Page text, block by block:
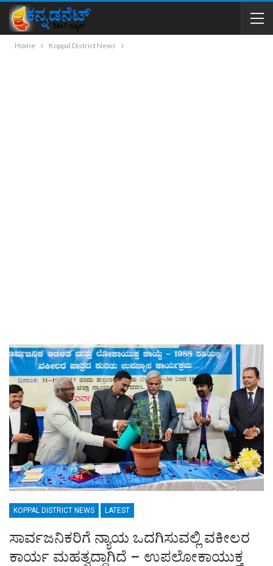
Home Koppal District News
KOPPAL DISTRICT NEWS LATEST
ಸಾರ್ವಜನಿಕರಿಗೆ ನ್ಯಾಯ ಒದಗಿಸುವಲ್ಲಿ ವಕೀಲರ
ಕಾರ್ಯ ಮಹತ್ವದ್ದಾಗಿದೆ – ಉಪಲೋಕಾಯುಕ್ತ